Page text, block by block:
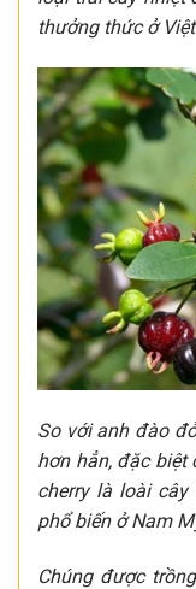
thưởng thức ở
So với anh đào
hơn hẳn, đặc biệt
cherry là loài
phổ biến ở Nam
Chúng được